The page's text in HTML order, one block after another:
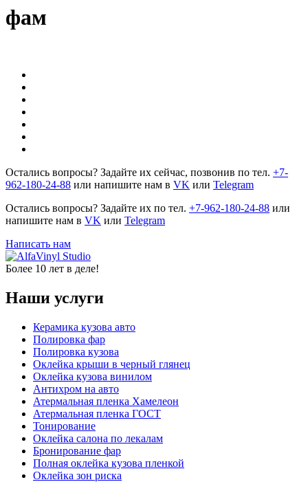
фам
Остались вопросы? Задайте их сейчас, позвонив по тел. +7-
962-180-24-88 или напишите нам в VK или Telegram
Остались вопросы? Задайте их по тел. +7-962-180-24-88 или
напишите нам в VK или Telegram
Написать нам
Более 10 лет в деле!
Наши услуги
Керамика кузова авто
Полировка фар
Полировка кузова
Оклейка крыши в черный глянец
Оклейка кузова винилом
Антихром на авто
Атермальная пленка Хамелеон
Атермальная пленка ГОСТ
Тонирование
Оклейка салона по лекалам
Бронирование фар
Полная оклейка кузова пленкой
Оклейка зон риска